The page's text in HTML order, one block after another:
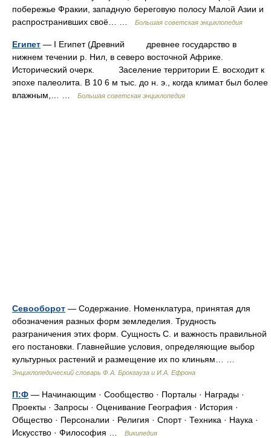
побережье Фракии, западную береговую полосу Малой Азии и
распространивших своё… …
Большая советская энциклопедия
Египет — I Египет (Древний древнее государство в
нижнем течении р. Нил, в северо восточной Африке.
Исторический очерк. Заселение территории Е. восходит к
эпохе палеолита. В 10 6 м тыс. до н. э., когда климат был более
влажным,… …
Большая советская энциклопедия
Севооборот — Содержание. Номенклатура, принятая для
обозначения разных форм земледелия. Трудность
разграничения этих форм. Сущность С. и важность правильной
его постановки. Главнейшие условия, определяющие выбор
культурных растений и размещение их по клиньям… …
Энциклопедический словарь Ф.А. Брокгауза и И.А. Ефрона
П:Ф — Начинающим · Сообщество · Порталы · Награды ·
Проекты · Запросы · Оценивание География · История ·
Общество · Персоналии · Религия · Спорт · Техника · Наука ·
Искусство · Философия …
Википедия